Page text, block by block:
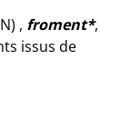
, froment*,
issus de